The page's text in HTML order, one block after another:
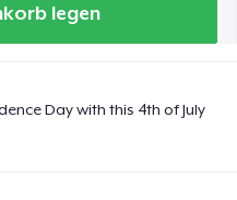
legen
Day with this 4th of July